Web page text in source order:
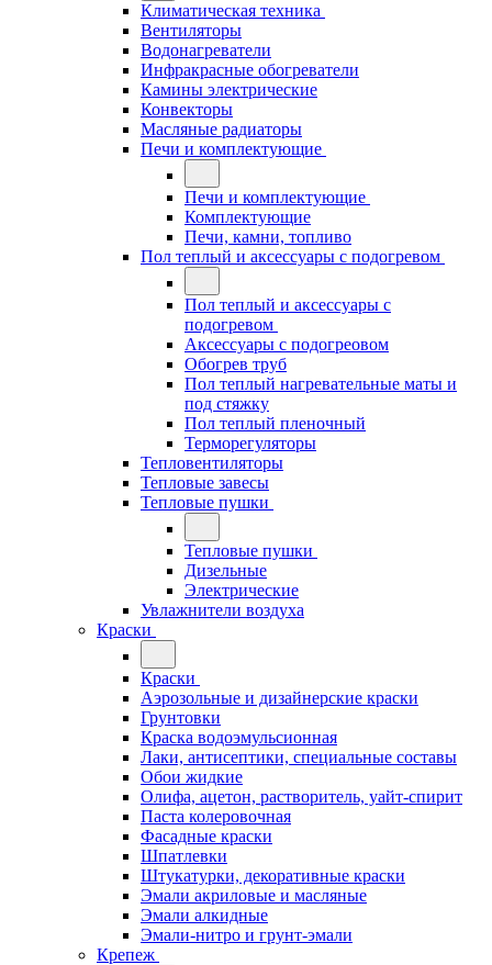
Климатическая техника
Вентиляторы
Водонагреватели
Инфракрасные обогреватели
Камины электрические
Конвекторы
Масляные радиаторы
Печи и комплектующие
Печи и комплектующие
Комплектующие
Печи, камни, топливо
Пол теплый и аксессуары с подогревом
Пол теплый и аксессуары с
подогревом
Аксессуары с подогреовом
Обогрев труб
Пол теплый нагревательные маты и
под стяжку
Пол теплый пленочный
Терморегуляторы
Тепловентиляторы
Тепловые завесы
Тепловые пушки
Тепловые пушки
Дизельные
Электрические
Увлажнители воздуха
Краски
Краски
Аэрозольные и дизайнерские краски
Грунтовки
Краска водоэмульсионная
Лаки, антисептики, специальные составы
Обои жидкие
Олифа, ацетон, растворитель, уайт-спирит
Паста колеровочная
Фасадные краски
Шпатлевки
Штукатурки, декоративные краски
Эмали акриловые и масляные
Эмали алкидные
Эмали-нитро и грунт-эмали
Крепеж